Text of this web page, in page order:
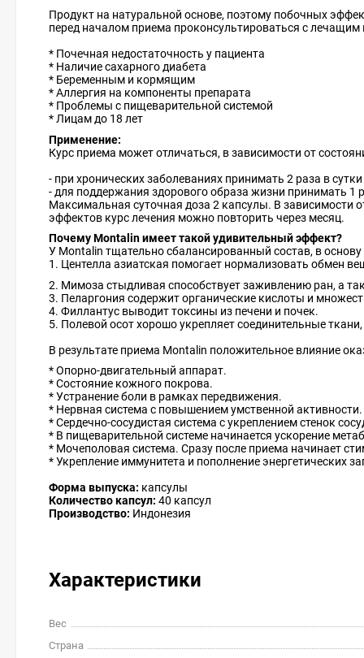
Продукт на натуральной основе, поэтому побочных
перед началом приема проконсультироваться с лечащим
* Почечная недостаточность у пациента
* Наличие сахарного диабета
* Беременным и кормящим
* Аллергия на компоненты препарата
* Проблемы с пищеварительной системой
* Лицам до 18 лет
Применение:
Курс приема может отличаться, в зависимости от
- при хронических заболеваниях принимать 2 раза в
- для поддержания здорового образа жизни принимать 1
Максимальная суточная доза 2 капсулы. В зависимости
эффектов курс лечения можно повторить через месяц.
Почему Montalin имеет такой удивительный эффект?
У Montalin тщательно сбалансированный состав, в
1. Центелла азиатская помогает нормализовать обмен
2. Мимоза стыдливая способствует заживлению ран, а
3. Пеларгония содержит органические кислоты и
4. Филлантус выводит токсины из печени и почек.
5. Полевой осот хорошо укрепляет соединительные
В результате приема Montalin положительное влияние
* Опорно-двигательный аппарат.
* Состояние кожного покрова.
* Устранение боли в рамках передвижения.
* Нервная система с повышением умственной активности.
* Сердечно-сосудистая система с укреплением стенок
* В пищеварительной системе начинается ускорение
* Мочеполовая система. Сразу после приема начинает
* Укрепление иммунитета и пополнение энергетических
Форма выпуска: капсулы
Количество капсул: 40 капсул
Производство: Индонезия
Характеристики
Вес
Страна